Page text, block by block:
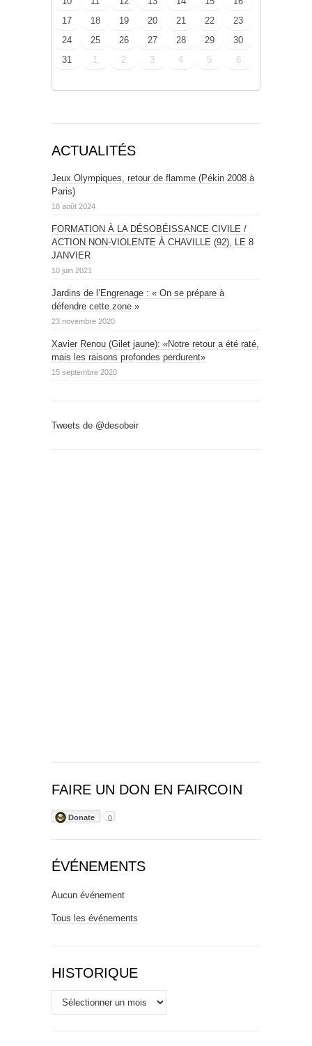
17
18 19 20 21 22
23
24
25 26 27 28 29
30
31
1 2 3 4 5 6
ACTUALITÉS
Jeux Olympiques, retour de flamme (Pékin 2008 à
Paris)
18 août 2024
FORMATION À LA DÉSOBÉISSANCE CIVILE /
ACTION NON-VIOLENTE À CHAVILLE (92), LE 8
JANVIER
10 juin 2021
Jardins de l’Engrenage : « On se prépare à
défendre cette zone »
23 novembre 2020
Xavier Renou (Gilet jaune): «Notre retour a été raté,
mais les raisons profondes perdurent»
15 septembre 2020
Tweets de @desobeir
FAIRE UN DON EN FAIRCOIN
Donate 0
ÉVÉNEMENTS
Aucun événement
Tous les événements
HISTORIQUE
Historique